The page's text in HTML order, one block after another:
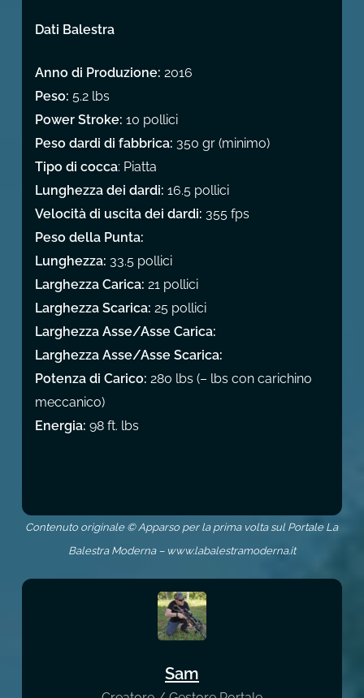
Dati Balestra
Anno di Produzione: 2016
Peso: 5.2 lbs
Power Stroke: 10 pollici
Peso dardi di fabbrica: 350 gr (minimo)
Tipo di cocca: Piatta
Lunghezza dei dardi: 16.5 pollici
Velocità di uscita dei dardi: 355 fps
Peso della Punta:
Lunghezza: 33.5 pollici
Larghezza Carica: 21 pollici
Larghezza Scarica: 25 pollici
Larghezza Asse/Asse Carica:
Larghezza Asse/Asse Scarica:
Potenza di Carico: 280 lbs (– lbs con carichino
meccanico)
Energia: 98 ft. lbs
Contenuto originale © Apparso per la prima volta sul Portale La
Balestra Moderna – www.labalestramoderna.it
Sam